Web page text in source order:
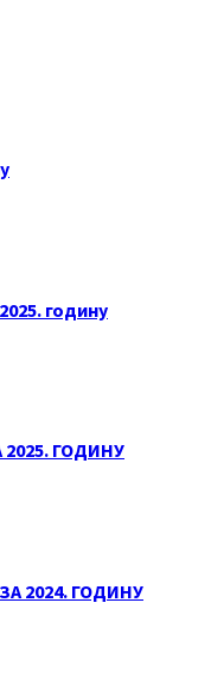
годину
ГОДИНУ
2024. ГОДИНУ